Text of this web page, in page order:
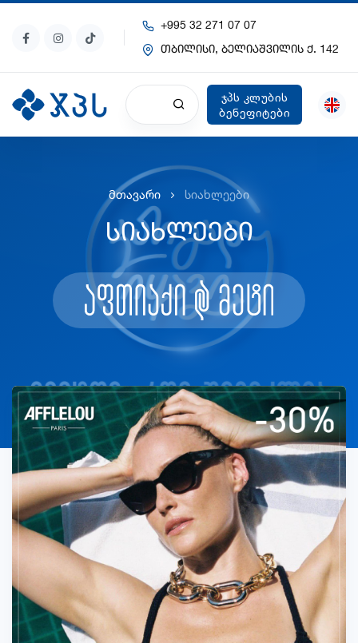
+995 32 271 07 07
თბილისი, ბელიაშვილის ქ. 142
ჯპს კლუბის
ბენეფიტები
მთავარი სიახლეები
სიახლეები